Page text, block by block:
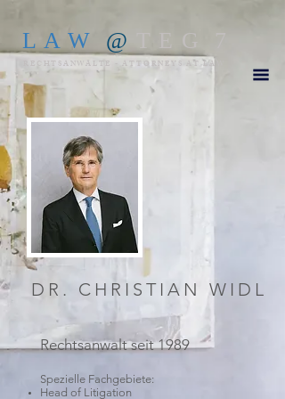
L A W @ T E G 7
RECHTSANWÄLTE - ATTORNEYS AT LAW
DR. CHRISTIAN WIDL
Rechtsanwalt seit 1989
Spezielle Fachgebiete:
Head of Litigation